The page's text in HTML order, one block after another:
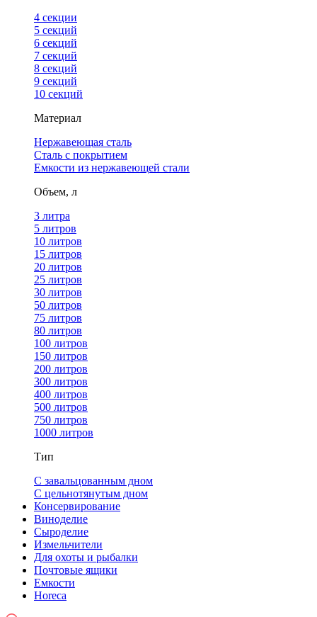
4 cекции
5 секций
6 секций
7 секций
8 секций
9 секций
10 секций
Материал
Нержавеющая сталь
Сталь с покрытием
Емкости из нержавеющей стали
Объем, л
3 литра
5 литров
10 литров
15 литров
20 литров
25 литров
30 литров
50 литров
75 литров
80 литров
100 литров
150 литров
200 литров
300 литров
400 литров
500 литров
750 литров
1000 литров
Тип
С завальцованным дном
С цельнотянутым дном
Консервирование
Виноделие
Сыроделие
Измельчители
Для охоты и рыбалки
Почтовые ящики
Емкости
Horeca